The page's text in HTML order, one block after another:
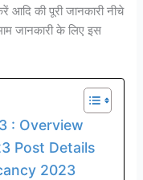
की पूरी जानकारी नीचे
जानकारी के लिए इस
: Overview
Post Details
2023